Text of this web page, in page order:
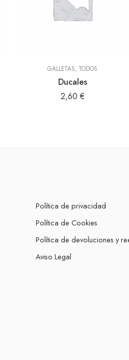
GALLETAS, TODOS
Ducales
2,60 €
Política de privacidad
Política de Cookies
Política de devoluciones y
Aviso Legal